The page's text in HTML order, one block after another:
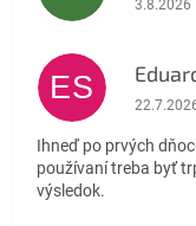
3.8.2026
ES
Ihneď po prvých
používaní treba byť
výsledok.